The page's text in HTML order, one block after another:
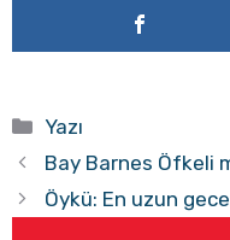
Kategoriler
Yazı
Bay Barnes Öfkeli
Öykü: En uzun